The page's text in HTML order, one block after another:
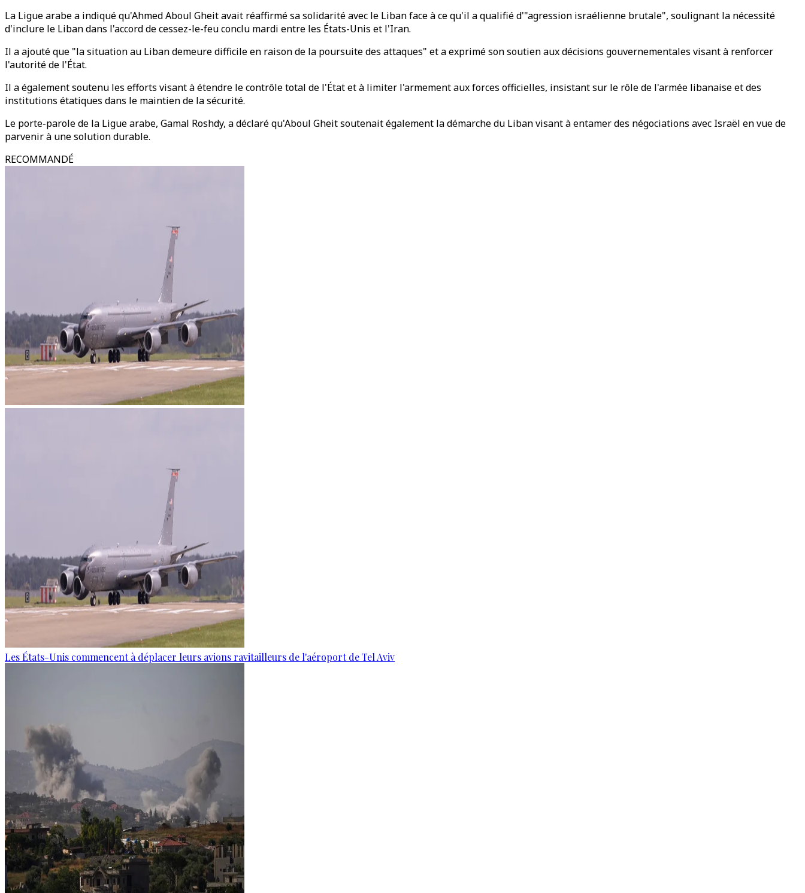
La Ligue arabe a indiqué qu'Ahmed Aboul Gheit avait réaffirmé sa solidarité avec le Liban face à ce qu'il a qualifié d'"agression israélienne brutale", soulignant la nécessité
d'inclure le Liban dans l'accord de cessez-le-feu conclu mardi entre les États-Unis et l'Iran.
Il a ajouté que "la situation au Liban demeure difficile en raison de la poursuite des attaques" et a exprimé son soutien aux décisions gouvernementales visant à renforcer
l'autorité de l'État.
Il a également soutenu les efforts visant à étendre le contrôle total de l'État et à limiter l'armement aux forces officielles, insistant sur le rôle de l'armée libanaise et des
institutions étatiques dans le maintien de la sécurité.
Le porte-parole de la Ligue arabe, Gamal Roshdy, a déclaré qu'Aboul Gheit soutenait également la démarche du Liban visant à entamer des négociations avec Israël en vue de
parvenir à une solution durable.
RECOMMANDÉ
Les États-Unis commencent à déplacer leurs avions ravitailleurs de l'aéroport de Tel Aviv